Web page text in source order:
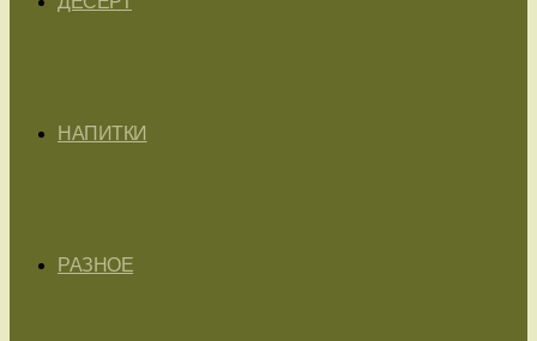
НАПИТКИ
РАЗНОЕ